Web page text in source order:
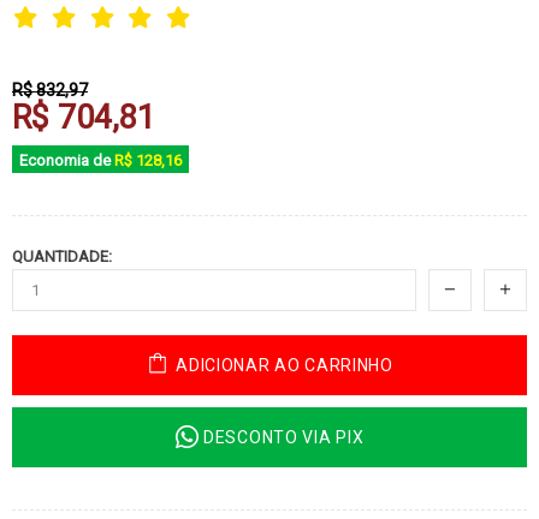
R$ 832,97
R$ 704,81
Economia de R$ 128,16
QUANTIDADE:
ADICIONAR AO CARRINHO
DESCONTO VIA PIX